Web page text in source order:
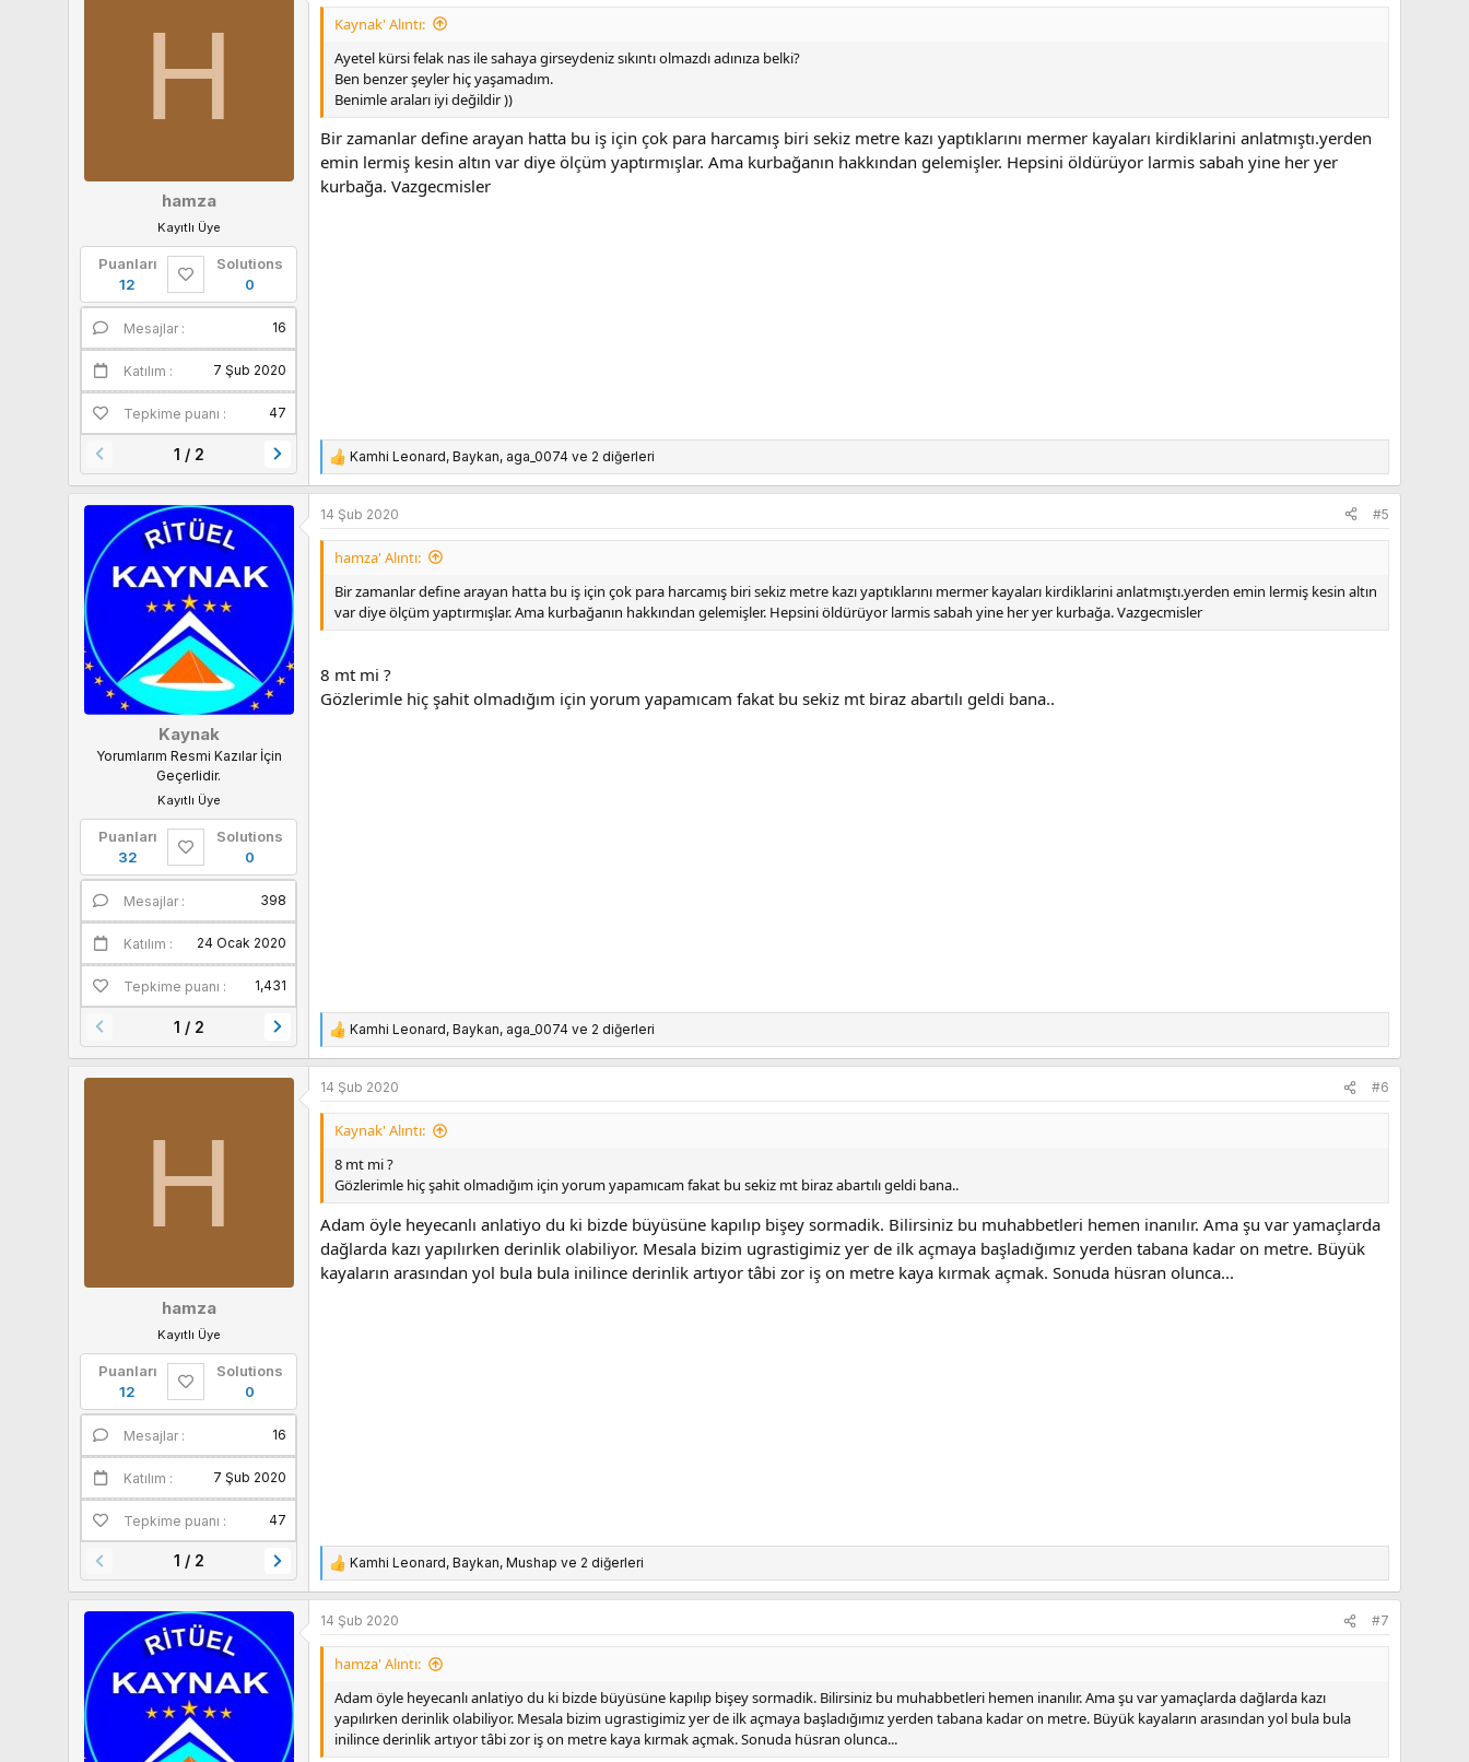
i
H
hamza
Kayıtlı Üye
Puanları
12
Solutions
0
Mesajlar 16
Katılım 7 Şub 2020
Tepkime puanı 47
1 / 2
Kaynak' Alıntı:
Ayetel kürsi felak nas ile sahaya girseydeniz sıkıntı olmazdı adınıza belki?
Ben benzer şeyler hiç yaşamadım.
Benimle araları iyi değildir ))
Bir zamanlar define arayan hatta bu iş için çok para harcamış biri sekiz metre kazı yaptıklarını mermer kayaları kirdiklarini anlatmıştı.yerden
emin lermiş kesin altın var diye ölçüm yaptırmışlar. Ama kurbağanın hakkından gelemişler. Hepsini öldürüyor larmis sabah yine her yer
kurbağa. Vazgecmisler
T
e
k
i
Kamhi Leonard, Baykan, aga_0074 ve 2 diğerleri
Kaynak
Yorumlarım Resmi Kazılar İçin
Geçerlidir.
Kayıtlı Üye
Puanları
32
Solutions
0
Mesajlar 398
Katılım 24 Ocak 2020
Tepkime puanı 1,431
1 / 2
14 Şub 2020 #5
hamza' Alıntı:
Bir zamanlar define arayan hatta bu iş için çok para harcamış biri sekiz metre kazı yaptıklarını mermer kayaları kirdiklarini anlatmıştı.yerden emin lermiş kesin altın
var diye ölçüm yaptırmışlar. Ama kurbağanın hakkından gelemişler. Hepsini öldürüyor larmis sabah yine her yer kurbağa. Vazgecmisler
8 mt mi ?
Gözlerimle hiç şahit olmadığım için yorum yapamıcam fakat bu sekiz mt biraz abartılı geldi bana..
T
e
k
i
Kamhi Leonard, Baykan, aga_0074 ve 2 diğerleri
H
hamza
Kayıtlı Üye
Puanları
12
Solutions
0
Mesajlar 16
Katılım 7 Şub 2020
Tepkime puanı 47
1 / 2
14 Şub 2020 #6
Kaynak' Alıntı:
8 mt mi ?
Gözlerimle hiç şahit olmadığım için yorum yapamıcam fakat bu sekiz mt biraz abartılı geldi bana..
Adam öyle heyecanlı anlatiyo du ki bizde büyüsüne kapılıp bişey sormadik. Bilirsiniz bu muhabbetleri hemen inanılır. Ama şu var yamaçlarda
dağlarda kazı yapılırken derinlik olabiliyor. Mesala bizim ugrastigimiz yer de ilk açmaya başladığımız yerden tabana kadar on metre. Büyük
kayaların arasından yol bula bula inilince derinlik artıyor tâbi zor iş on metre kaya kırmak açmak. Sonuda hüsran olunca...
T
e
k
i
Kamhi Leonard, Baykan, Mushap ve 2 diğerleri
14 Şub 2020 #7
hamza' Alıntı:
Adam öyle heyecanlı anlatiyo du ki bizde büyüsüne kapılıp bişey sormadik. Bilirsiniz bu muhabbetleri hemen inanılır. Ama şu var yamaçlarda dağlarda kazı
yapılırken derinlik olabiliyor. Mesala bizim ugrastigimiz yer de ilk açmaya başladığımız yerden tabana kadar on metre. Büyük kayaların arasından yol bula bula
inilince derinlik artıyor tâbi zor iş on metre kaya kırmak açmak. Sonuda hüsran olunca...